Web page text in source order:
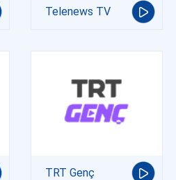
Telenews TV
TRT Genç